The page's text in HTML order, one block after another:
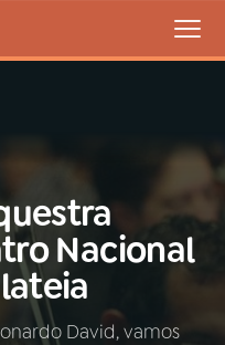
AO VIVO
Nacional
David, vamos